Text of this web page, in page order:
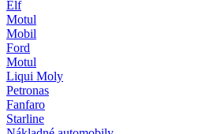
Elf
Motul
Mobil
Ford
Motul
Liqui Moly
Petronas
Fanfaro
Starline